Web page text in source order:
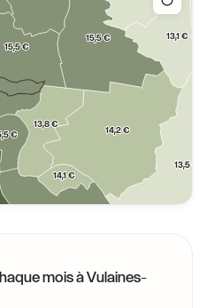
13,8 €
13,5 €
15,5 €
15,5 €
14,1 €
€
13,1 €
14,2 €
mois àVulaines-